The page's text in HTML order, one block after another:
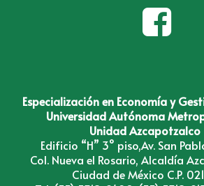
Especialización en Economía y
Universidad Autónoma
Unidad Azcapotzalco
Edificio “H” 3° piso,Av. San
Col. Nueva el Rosario, Alcaldía
Ciudad de México C.P.